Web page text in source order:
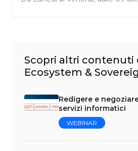
Scopri altri contenuti
Ecosystem &
Redigere e
servizi informatici
WEBINAR